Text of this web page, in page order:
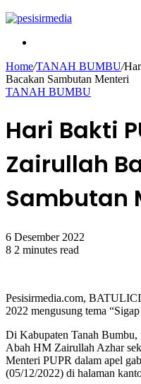
Home/TANAH BUMBU/
Bacakan Sambutan Menteri
TANAH BUMBU
Hari Bakti
Zairullah
Sambutan
6 Desember 2022
8 2 minutes read
Pesisirmedia.com,
2022 mengusung tema
Di Kabupaten Tanah
Abah HM Zairullah Azhar
Menteri PUPR dalam apel
(05/12/2022) di halaman